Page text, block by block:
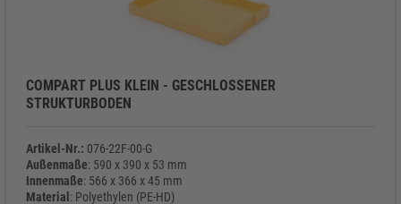
COMPART PLUS KLEIN - GESCHLOSSENER
STRUKTURBODEN
Artikel-Nr.: 076-22F-00-G
Außenmaße: 590 x 390 x 53 mm
Innenmaße: 566 x 366 x 45 mm
Material : Polyethylen (PE-HD)